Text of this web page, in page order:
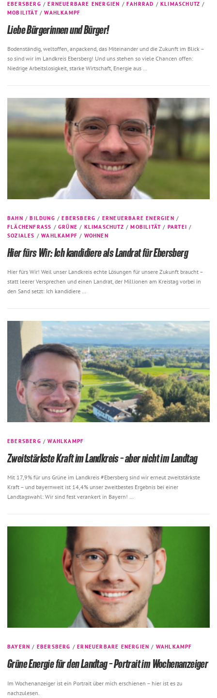
EBERSBERG /ERNEUERBARE ENERGIEN /FAHRRAD /KLIMASCHUTZ /
MOBILITÄT/WAHLKAMPF
Liebe Bürgerinnen und Bürger!
Bodenständig, weltoffen, anpackend, das Miteinander und die Zukunft im Blick –
so sind wir im Landkreis Ebersberg! Und uns stehen so viele Chancen offen:
Niedrige Arbeitslosigkeit, starke Wirtschaft, Energie aus …
BAHN /BILDUNG /EBERSBERG / ERNEUERBARE ENERGIEN /
FLÄCHENFRASS
/GRÜNE / KLIMASCHUTZ /MOBILITÄT / PARTEI /
SOZIALES /WAHLKAMPF / WOHNEN
Hier fürs Wir: Ich kandidiere als Landrat für Ebersberg
Hier fürs Wir! Weil unser Landkreis echte Lösungen für unsere Zukunft braucht –
statt leerer Versprechen und einen Landrat, der Millionen am Kreistag vorbei in
den Sand setzt: Ich kandidiere …
EBERSBERG /WAHLKAMPF
Zweitstärkste Kraft im Landkreis – aber nicht im Landtag
Mit 17,9% für uns Grüne im Landkreis #Ebersberg sind wir erneut zweitstärkste
Kraft – und bayernweit ist 14,4% unser zweitbestes Ergebnis bei einer
Landtagswahl: Wir sind fest verankert in Bayern! …
BAYERN / EBERSBERG /ERNEUERBARE ENERGIEN / WAHLKAMPF
Grüne Energie für den Landtag – Portrait im Wochenanzeiger
Im Wochenanzeiger ist ein Portrait über mich erschienen – hier ist es zu
nachzulesen.